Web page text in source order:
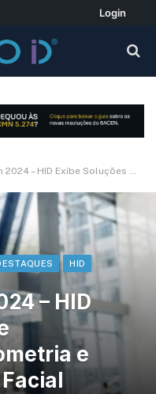
Login
de Autenticação: Biometria e Reconhecimento Facial
HID
– HID
e